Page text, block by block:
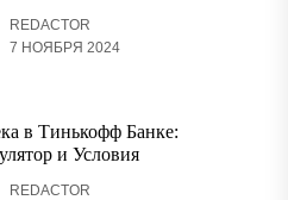
REDACTOR
7 НОЯБРЯ 2024
в Тинькофф Банке:
и Условия
REDACTOR